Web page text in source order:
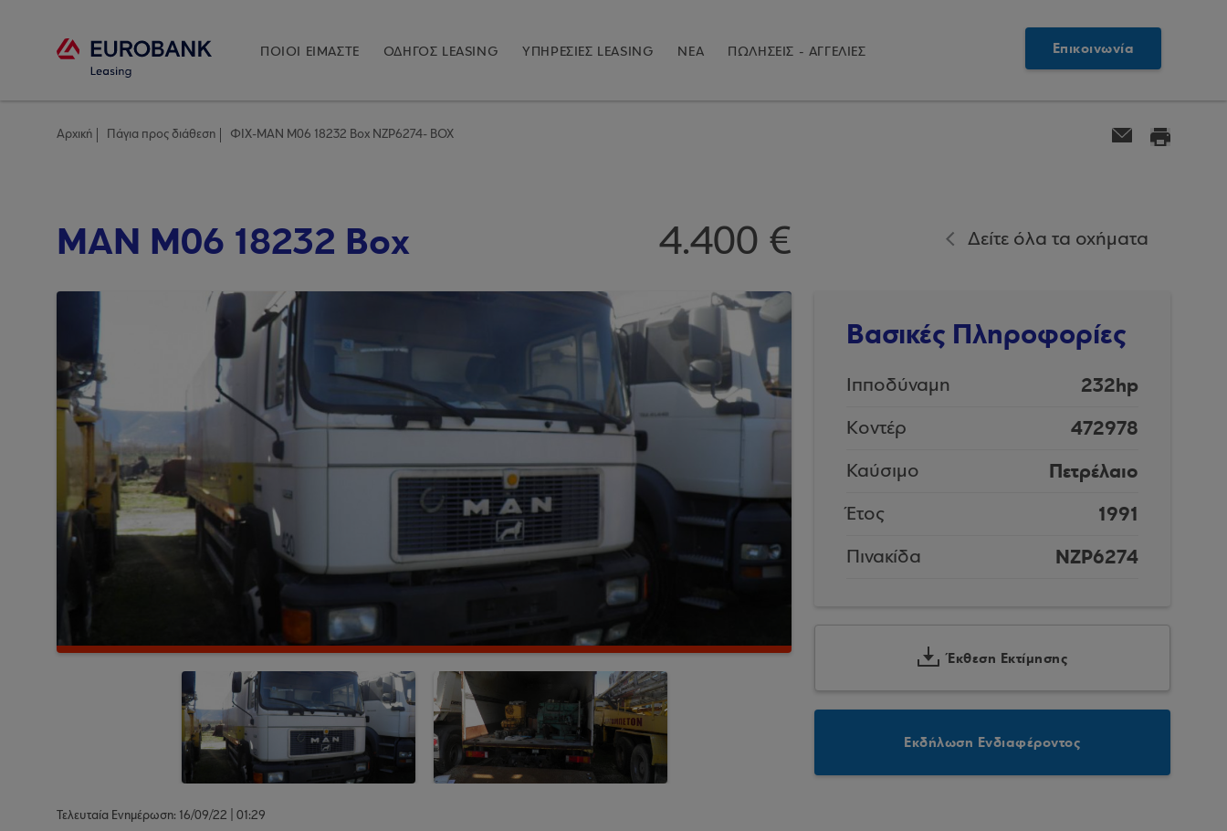
ΠΟΙΟΙ ΕΙΜΑΣΤΕ ΟΔΗΓΟΣ LEASING ΥΠΗΡΕΣΙΕΣ LEASING ΝΕΑ ΠΩΛΗΣΕΙΣ - ΑΓΓΕΛΙΕΣ Επικοινωνία
Αρχική Πάγια προς διάθεση ΦΙΧ-MAN M06 18232 Box NZP6274- BOX
MAN M06 18232 Box 4.400 € Δείτε όλα τα οχήματα
Τελευταία Ενημέρωση: 16/09/22 | 01:29
Βασικές Πληροφορίες
Ιπποδύναμη 232hp
Κοντέρ 472978
Καύσιμο Πετρέλαιο
Έτος 1991
Πινακίδα NZP6274
Έκθεση Εκτίμησης
Εκδήλωση Ενδιαφέροντος